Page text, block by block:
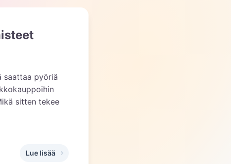
saattaa pyöriä
sitten tekee
Lue lisää
,Säästä vaivaa ja euroja: Persoonalliset hääsomisteet